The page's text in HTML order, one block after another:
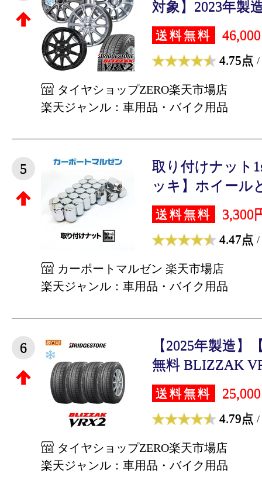
対象】2023年製
送料無料
4.75点 /
タイヤショップZERO楽天市場店
楽天ジャンル：車用品・バイク用品
5
取り付けナット
ッキ】ホイール
送料無料 3,300
4.47点 /
カーポートマルゼン 楽天市場店
楽天ジャンル：車用品・バイク用品
6
【2025年製造】
無料 BLIZZAK
送料無料
4.79点 /
タイヤショップZERO楽天市場店
楽天ジャンル：車用品・バイク用品